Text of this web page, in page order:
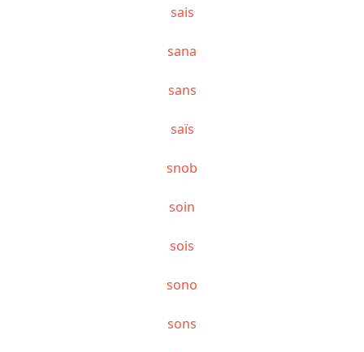
sais
sana
sans
saïs
snob
soin
sois
sono
sons